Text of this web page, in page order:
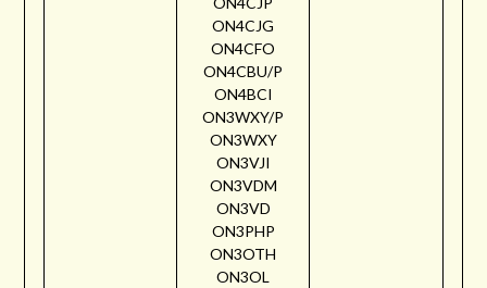
ON4CJG
ON4CFO
ON4CBU/P
ON4BCI
ON3WXY/P
ON3WXY
ON3VJI
ON3VDM
ON3VD
ON3PHP
ON3OTH
ON3OL